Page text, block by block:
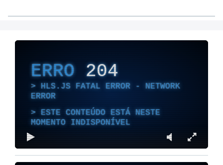
ERRO204
HLS.JS FATAL ERROR - NETWORK
ERROR
ESTE CONTEÚDO ESTÁ NESTE
MOMENTO INDISPONÍVEL